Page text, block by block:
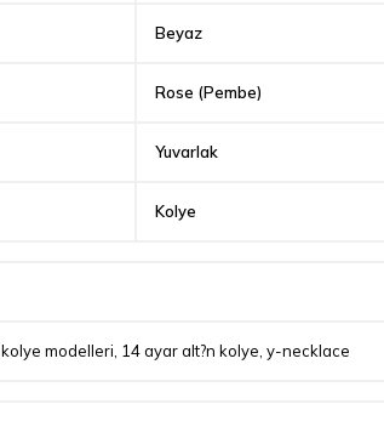
Beyaz
Rose (Pembe)
Yuvarlak
Kolye
kolye modelleri 14 ayar alt?n kolye y-necklace